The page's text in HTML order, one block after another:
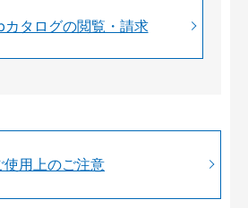
カタログの閲覧・請求
使用上のご注意